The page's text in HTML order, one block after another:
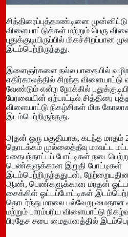
சித்திரைப்புத்தாண்டினை முன்னிட்டு
விளையாட்டுக்கள் மற்றும் பெரு
புதுக்குடியிருப்பில் மிகச்சிறப்பான
இடம்பெற்றிருந்தது.
இளைஞர்களை நல்ல பாதையில்
எதிர்காலத்தில் சிறந்த விளையாட்டு
வேண்டும் என்ற நோக்கில்
பேரவையின் ஏற்பாட்டில் சித்திரை
விளையாட்டு நிகழ்சிகள் மிக
இடம்பெற்றிருந்தது.
அதன் ஒரு பகுதியாக, கடந்த மாதம்
தொடக்கம் முல்லைத்தீவு மாவட்ட
உதைபந்தாட்டப் போட்டிகள்
பெண்களுக்கான இறுதி போட்டிகள்
இடம்பெற்றிருந்ததுடன்,
ஆண், பெண்களுக்கான மரதன்
சைக்கிள் ஓட்டப்போட்டிகள்
தொடர்ந்து மாலை பல்வேறு மைதான
மற்றும் பாரம்பரிய விளையாட்டு
பிரதேச சபை மைதானத்தில்